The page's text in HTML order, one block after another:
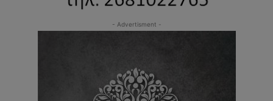
- Advertisment -